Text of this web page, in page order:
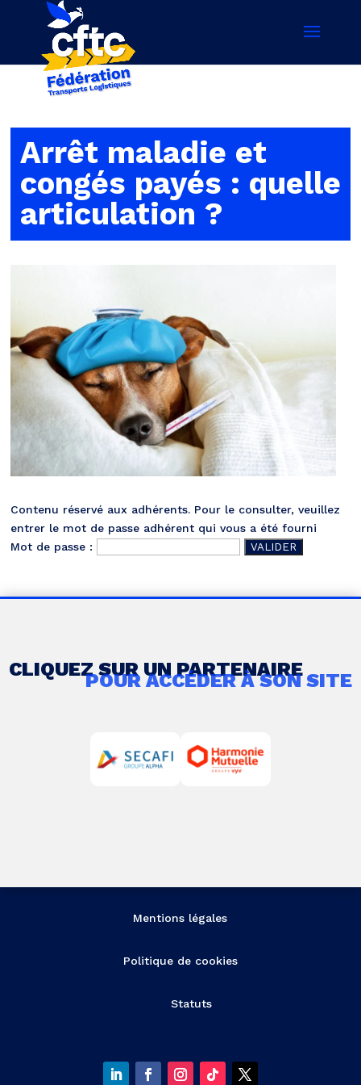
Arrêt maladie et
congés payés : quelle
articulation ?
Contenu réservé aux adhérents. Pour le consulter, veuillez
entrer le mot de passe adhérent qui vous a été fourni
Mot de passe :
CLIQUEZ SUR UN PARTENAIRE
POUR ACCÉDER À SON SITE
Mentions légales
Politique de cookies
Statuts